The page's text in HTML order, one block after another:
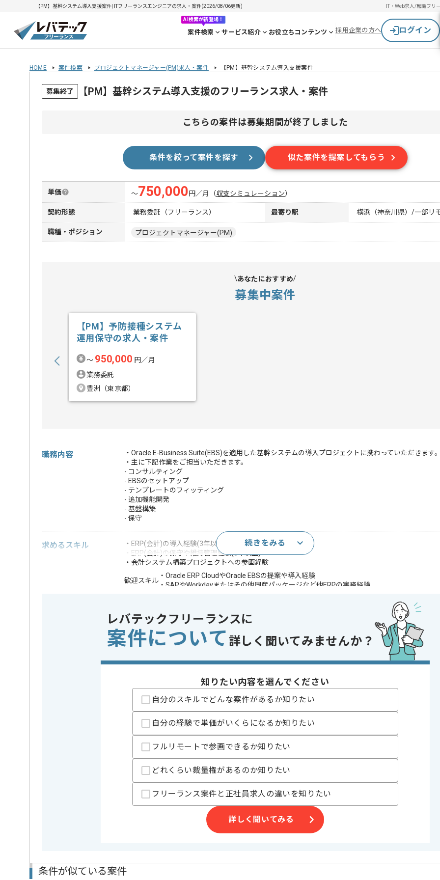
【PM】基幹システム導入支援案件| ITフリーランスエンジニアの求人・案件(2026/08/06更新) IT・Web求人/転職フリ
AI検索が新登場！
案件検索 サービス紹介 お役立ちコンテンツ 採用企業の方へ ログイン
HOME 案件検索 プロジェクトマネージャー(PM)求人・案件 【PM】基幹システム導入支援案件
募集終了 【PM】基幹システム導入支援のフリーランス求人・案件
こちらの案件は募集期間が終了しました
条件を絞って案件を探す 似た案件を提案してもらう
単価 〜750,000 円／月 （収支シミュレーション）
契約形態 業務委託（フリーランス） 最寄り駅 横浜（神奈川県）/一部リ
職種・ポジション プロジェクトマネージャー(PM)
あなたにおすすめ
募集中案件
【PM】予防接種システム
運用保守の求人・案件
〜 950,000 円／月
業務委託
豊洲（東京都）
職務内容
・Oracle E-Business Suite(EBS)を適用した基幹システムの導入プロジェクトに携わっていただきます
・主に下記作業をご担当いただきます。
- コンサルティング
- EBSのセットアップ
- テンプレートのフィッティング
- 追加機能開発
- 基盤構築
- 保守
求めるスキル
・ERP(会計)の導入経験(3年以上)
・ERP(会計)の保守や維持管理経験(3年以上)
・会計システム構築プロジェクトへの参画経験
歓迎スキル
・Oracle ERP CloudやOracle EBSの提案や導入経験
・SAPやWorkdayまたはその他国産パッケージなど他ERPの実務経験
この案件のポイント 業務内容
ERP
担当領域/システム
基幹業務システム
特徴
参画実績あり , 20代活躍中 , 30代活躍中
レバテックでの実績がある企業の案件でございます。
PMの経験を活かすことができます。
ご経験と実績に応じて別案件のご提案も差し上げる場合がございます。
新しいアイディアや技術を積極的に導入し、
経験豊富なメンバーと成長が出来る環境でございます。
スキルアップされたい方、長期的に参画されたい方にオススメの案件です。
続きをみる
レバテックフリーランスに
案件について 詳しく聞いてみませんか？
知りたい内容を選んでください
自分のスキルでどんな案件があるか知りたい
自分の経験で単価がいくらになるか知りたい
フルリモートで参画できるか知りたい
どれくらい裁量権があるのか知りたい
フリーランス案件と正社員求人の違いを知りたい
詳しく聞いてみる
条件が似ている案件